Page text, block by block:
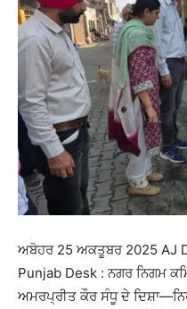
ਅਬੋਹਰ 25 ਅਕਤੂਬਰ 2025 AJ
Punjab Desk : ਨਗਰ ਨਿਗਮ
ਅਮਰਪ੍ਰੀਤ ਕੌਰ ਸੰਧੂ ਦੇ